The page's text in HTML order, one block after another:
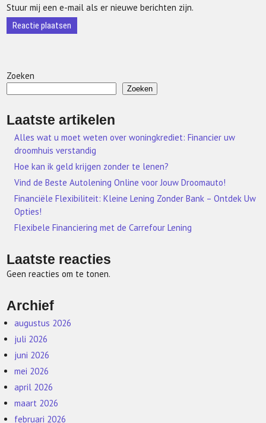
Stuur mij een e-mail als er nieuwe berichten zijn.
Zoeken
Zoeken
Laatste artikelen
Alles wat u moet weten over woningkrediet: Financier uw
droomhuis verstandig
Hoe kan ik geld krijgen zonder te lenen?
Vind de Beste Autolening Online voor Jouw Droomauto!
Financiële Flexibiliteit: Kleine Lening Zonder Bank – Ontdek Uw
Opties!
Flexibele Financiering met de Carrefour Lening
Laatste reacties
Geen reacties om te tonen.
Archief
augustus 2026
juli 2026
juni 2026
mei 2026
april 2026
maart 2026
februari 2026